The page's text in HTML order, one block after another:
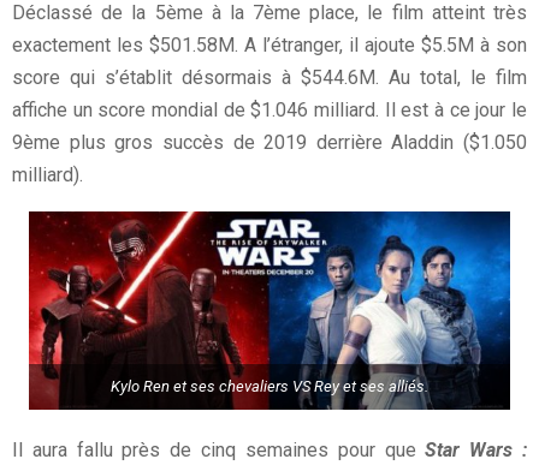
Déclassé de la 5ème à la 7ème place, le film atteint très
exactement les $501.58M. A l’étranger, il ajoute $5.5M à son
score qui s’établit désormais à $544.6M. Au total, le film
affiche un score mondial de $1.046 milliard. Il est à ce jour le
9ème plus gros succès de 2019 derrière Aladdin ($1.050
milliard).
Kylo Ren et ses chevaliers VS Rey et ses alliés.
Il aura fallu près de cinq semaines pour queStar Wars :